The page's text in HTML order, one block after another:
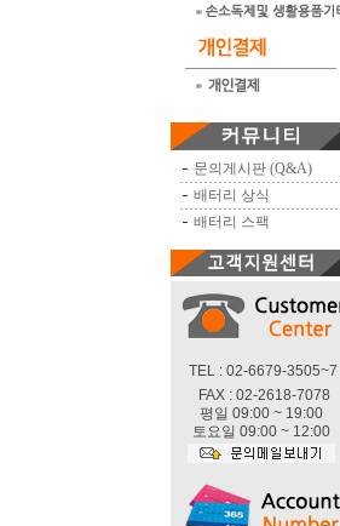
문의게시판 (Q&A)
배터리 상식
배터리 스팩
TEL : 02-6679-3505~7
FAX : 02-2618-7078
평일 09:00 ~ 19:00
토요일 09:00 ~ 12:00